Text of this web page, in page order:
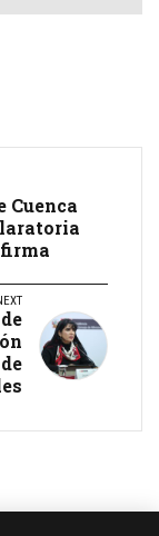
Cuenca